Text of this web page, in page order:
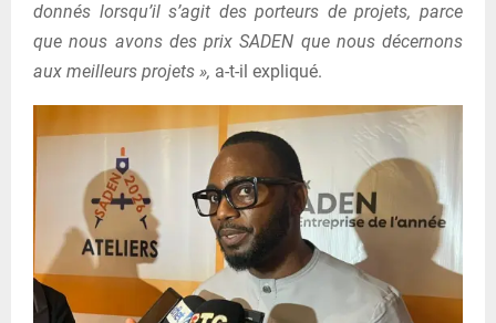
donnés lorsqu’il s’agit des porteurs de projets, parce
que nous avons des prix SADEN que nous décernons
aux meilleurs projets », a-t-il expliqué.